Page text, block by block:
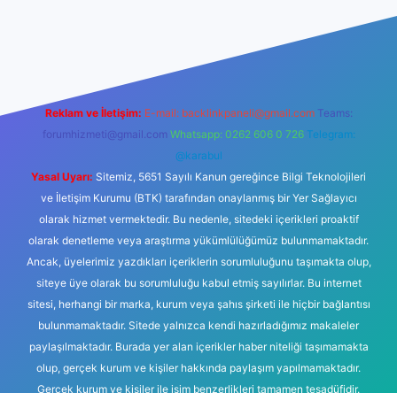
Reklam ve İletişim: E-mail: backlinkpaneli@gmail.com Teams:
forumhizmeti@gmail.com Whatsapp: 0262 606 0 726 Telegram:
@karabul
Yasal Uyarı: Sitemiz, 5651 Sayılı Kanun gereğince Bilgi Teknolojileri
ve İletişim Kurumu (BTK) tarafından onaylanmış bir Yer Sağlayıcı
olarak hizmet vermektedir. Bu nedenle, sitedeki içerikleri proaktif
olarak denetleme veya araştırma yükümlülüğümüz bulunmamaktadır.
Ancak, üyelerimiz yazdıkları içeriklerin sorumluluğunu taşımakta olup,
siteye üye olarak bu sorumluluğu kabul etmiş sayılırlar. Bu internet
sitesi, herhangi bir marka, kurum veya şahıs şirketi ile hiçbir bağlantısı
bulunmamaktadır. Sitede yalnızca kendi hazırladığımız makaleler
paylaşılmaktadır. Burada yer alan içerikler haber niteliği taşımamakta
olup, gerçek kurum ve kişiler hakkında paylaşım yapılmamaktadır.
Gerçek kurum ve kişiler ile isim benzerlikleri tamamen tesadüfidir.